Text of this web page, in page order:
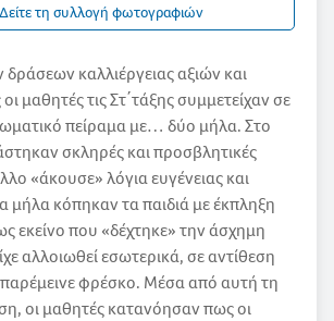
τη συλλογή φωτογραφιών
δράσεων καλλιέργειας αξιών και
μαθητές τις Στ΄τάξης συμμετείχαν σε
πείραμα με… δύο μήλα. Στο
σκληρές και προσβλητικές
«άκουσε» λόγια ευγένειας και
μήλα κόπηκαν τα παιδιά με έκπληξη
εκείνο που «δέχτηκε» την άσχημη
αλλοιωθεί εσωτερικά, σε αντίθεση
φρέσκο. Μέσα από αυτή τη
οι μαθητές κατανόησαν πως οι